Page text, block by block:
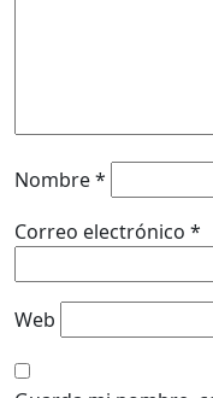
Nombre*
Correo electrónico *
Web